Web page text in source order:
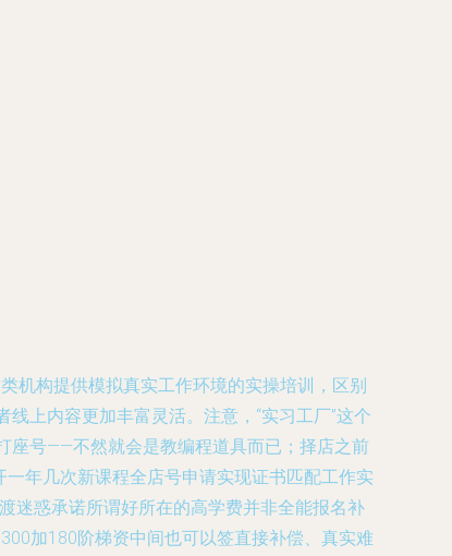
机构提供模拟真实工作环境的实操培训，区别
上内容更加丰富灵活。注意，“实习工厂”这个
座号——不然就会是教编程道具而已；择店之前
年几次新课程全店号申请实现证书匹配工作实
迷惑承诺所谓好所在的高学费并非全能报名补
加180阶梯资中间也可以签直接补偿、真实难